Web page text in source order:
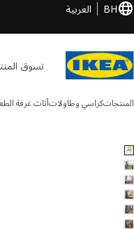
BH العربية
تسوق
المنتجاتكراسي وطاولاتأثاث غرفة
7 STOCKHOLM 2025 الصور الصور